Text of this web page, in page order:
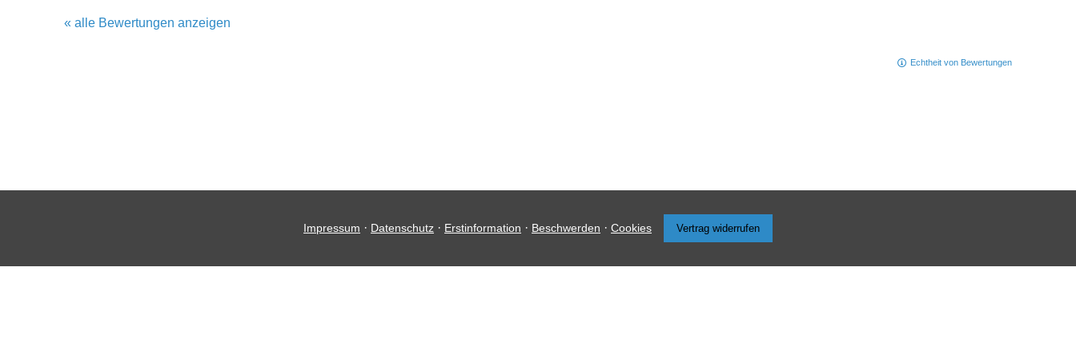
« alle Bewertungen anzeigen
Echtheit von Bewertungen
Impressum · Datenschutz · Erstinformation · Beschwerden · Cookies Vertrag widerrufen